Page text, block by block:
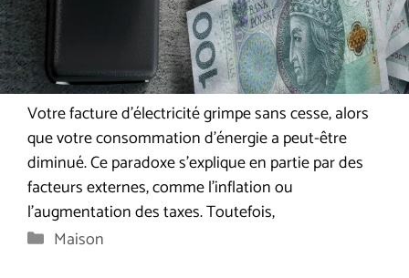
Votre facture d’électricité grimpe sans cesse, alors
que votre consommation d’énergie a peut-être
diminué. Ce paradoxe s’explique en partie par des
facteurs externes, comme l’inflation ou
l’augmentation des taxes. Toutefois,
Catégories
Maison